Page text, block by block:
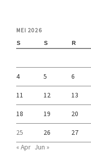
MEI 2026
S S R
4 5 6
11 12 13
18 19 20
25 26 27
« Apr Jun »